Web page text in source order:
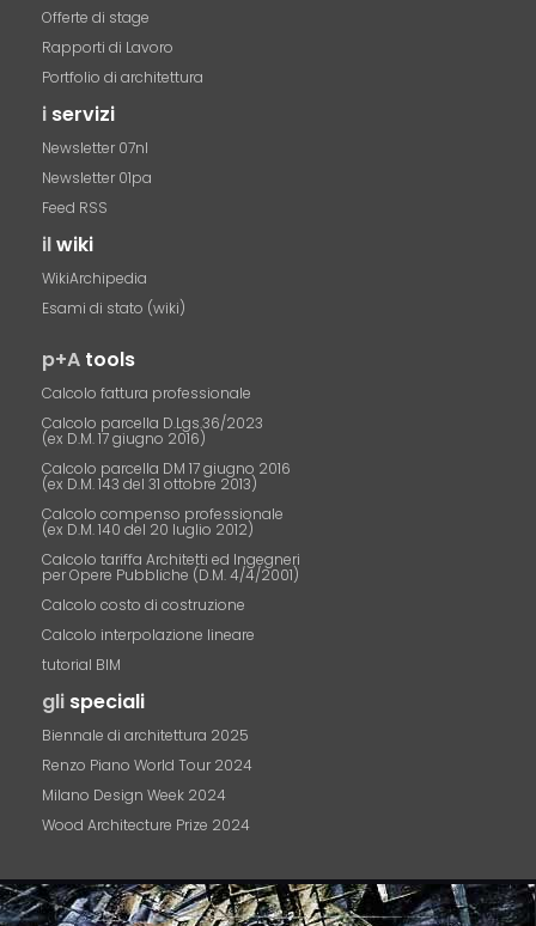
Offerte di stage
Rapporti di Lavoro
Portfolio di architettura
i servizi
Newsletter 07nl
Newsletter 01pa
Feed RSS
ilwiki
WikiArchipedia
Esami di stato (wiki)
p+A tools
Calcolo fattura professionale
Calcolo parcella D.Lgs.36/2023
(ex D.M. 17 giugno 2016)
Calcolo parcella DM 17 giugno 2016
(ex D.M. 143 del 31 ottobre 2013)
Calcolo compenso professionale
(ex D.M. 140 del 20 luglio 2012)
Calcolo tariffa Architetti ed Ingegneri
per Opere Pubbliche (D.M. 4/4/2001)
Calcolo costo di costruzione
Calcolo interpolazione lineare
tutorial BIM
gli speciali
Biennale di architettura 2025
Renzo Piano World Tour 2024
Milano Design Week 2024
Wood Architecture Prize 2024